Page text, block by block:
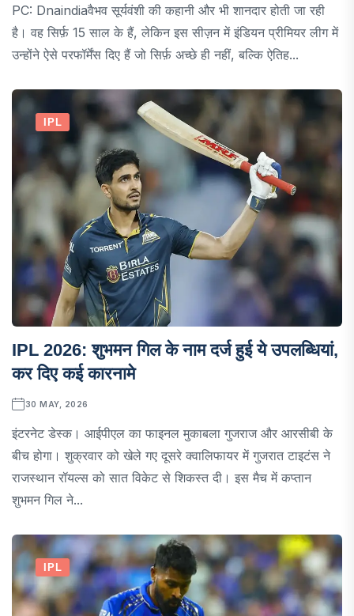
PC: Dnaindiaवैभव सूर्यवंशी की कहानी और भी शानदार होती जा रही
है। वह सिर्फ़ 15 साल के हैं, लेकिन इस सीज़न में इंडियन प्रीमियर लीग में
उन्होंने ऐसे परफॉर्मेंस दिए हैं जो सिर्फ़ अच्छे ही नहीं, बल्कि ऐतिह...
IPL
IPL 2026: शुभमन गिल के नाम दर्ज हुई ये उपलब्धियां,
कर दिए कई कारनामे
30 MAY, 2026
इंटरनेट डेस्क। आईपीएल का फाइनल मुकाबला गुजराज और आरसीबी के
बीच होगा। शुक्रवार को खेले गए दूसरे क्वालिफायर में गुजरात टाइटंस ने
राजस्थान रॉयल्स को सात विकेट से शिकस्त दी। इस मैच में कप्तान
शुभमन गिल ने...
IPL